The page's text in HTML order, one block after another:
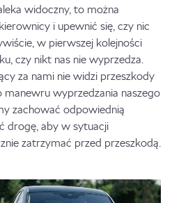
widoczny, to można
i upewnić się, czy nic
w pierwszej kolejności
czy nikt nas nie wyprzedza.
za nami nie widzi przeszkody
wyprzedzania naszego
zachować odpowiednią
drogę, aby w sytuacji
zatrzymać przed przeszkodą.